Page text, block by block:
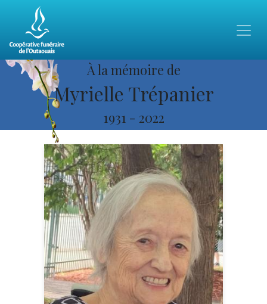
À la mémoire de
Myrielle Trépanier
1931 - 2022